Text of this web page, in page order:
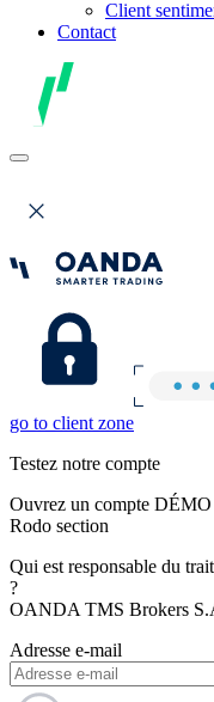
Client
Contact
go to client zone
Testez notre compte
Ouvrez un compte
Rodo section
Qui est responsable du
?
OANDA TMS Brokers
Adresse e-mail